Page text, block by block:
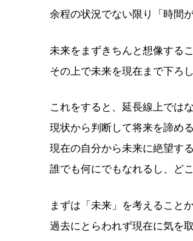
余程の状況でない限り「時間
未来をまずきちんと想像するこ
その上で未来を現在まで下ろ
これをすると、延長線上では
現状から判断して将来を諦め
現在の自分から未来に絶望す
誰でも何にでもなれるし、ど
まずは「未来」を考えること
過去にとらわれず現在に気を